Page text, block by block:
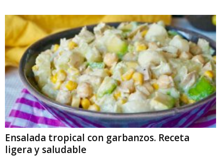
Ensalada tropical con garbanzos. Receta
ligera y saludable